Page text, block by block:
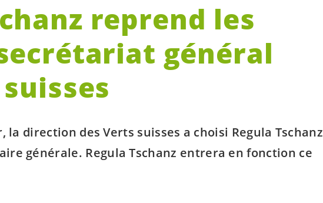
reprend les
général
la direction des Verts suisses a choisi Regula Tschanz
générale. Regula Tschanz entrera en fonction ce